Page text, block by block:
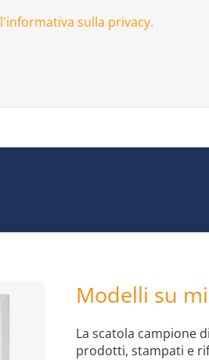
l'informativa sulla privacy.
Modelli su
La scatola campione
prodotti, stampati e